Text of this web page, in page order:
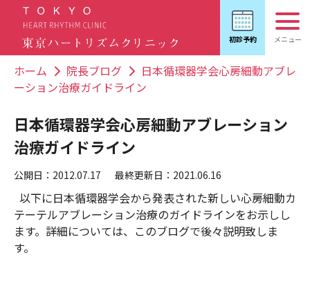
ホーム 院長ブログ
日本循環器学会心房細動アブレ
ーション治療ガイドライン
日本循環器学会心房細動アブレーション
治療ガイドライン
公開日：2012.07.17 最終更新日：2021.06.16
以下に日本循環器学会から発表された新しい心房細動カ
テーテルアブレーション治療のガイドラインをお示しし
ます。詳細については、このブログで後々説明致しま
す。